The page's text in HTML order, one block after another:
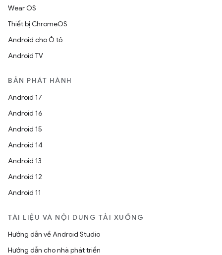
Wear OS
Thiết bị ChromeOS
Android cho Ô tô
Android TV
BẢN PHÁT HÀNH
Android 17
Android 16
Android 15
Android 14
Android 13
Android 12
Android 11
TÀI LIỆU VÀ NỘI DUNG TẢI XUỐNG
Hướng dẫn về Android Studio
Hướng dẫn cho nhà phát triển